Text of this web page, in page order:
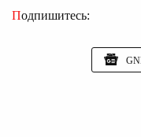
Подпишитесь: